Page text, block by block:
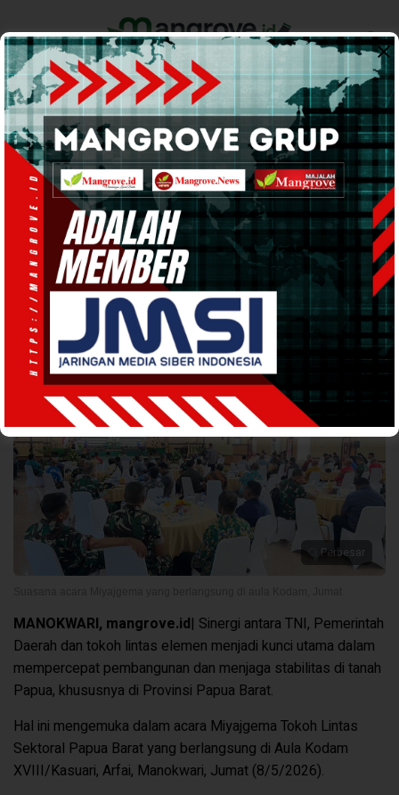
Home Pemerintahan Ekonomi & Bisnis Info Tanah Papua
Support by
PEMERINTAHAN· 8 Mei 202609:37WIB
Kawal Program Strategis Pusat,
Pangdam Soroti Pentingnya Sinergitas
Perbesar
MANOKWARI, mangrove.id| Sinergi antara TNI, Pemerintah
Daerah dan tokoh lintas elemen menjadi kunci utama dalam
mempercepat pembangunan dan menjaga stabilitas di tanah
Papua, khususnya di Provinsi Papua Barat.
Hal ini mengemuka dalam acara Miyajgema Tokoh Lintas
Sektoral Papua Barat yang berlangsung di Aula Kodam
XVIII/Kasuari, Arfai, Manokwari, Jumat (8/5/2026).